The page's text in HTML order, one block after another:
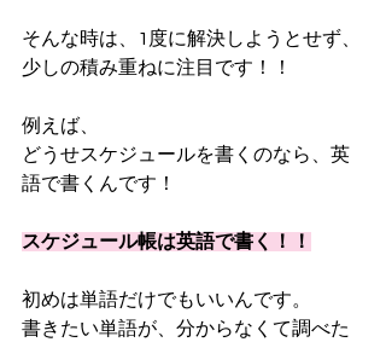
そんな時は、1度に解決しようとせず、
少しの積み重ねに注目です！！
例えば、
どうせスケジュールを書くのなら、英
語で書くんです！
スケジュール帳は英語で書く！！
初めは単語だけでもいいんです。
書きたい単語が、分からなくて調べた